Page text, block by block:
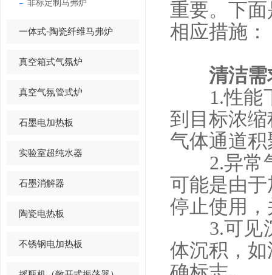
非标定制马弗炉
一体式-陶瓷纤维马弗炉
真空箱式气氛炉
真空气氛管式炉
石墨电加热板
实验室超纯水器
石墨消解器
陶瓷电热板
不锈钢电加热板
重要。下
相应措施：
清洁
1.性能下
到目标浓
气体通道
2.异常气
可能是由
停止使用
3.可见沉
体沉积，